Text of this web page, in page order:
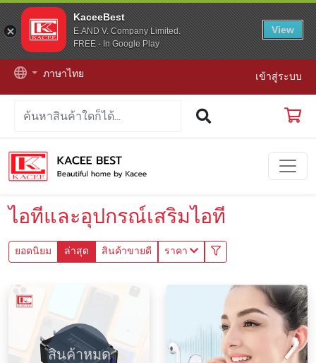
KaceeBest
E.AND V. Company Limited.
FREE - In Google Play
View
ภาษาไทย เข้าสู่ระบบ
ไอทีและอุปกรณ์เสริมไอที
ยอดนิยม ล่าสุด สินค้าขายดี ราคา
สินค้าหมด